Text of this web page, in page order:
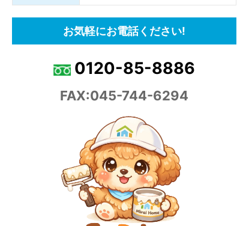
お気軽にお電話ください!
0120-85-8886
FAX:045-744-6294